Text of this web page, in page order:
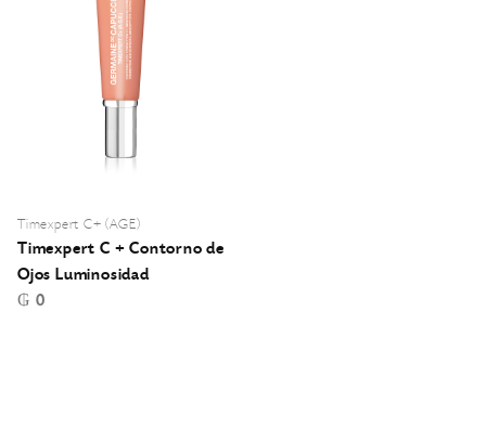
Timexpert C+ (AGE)
Timexpert C + Contorno de
Ojos Luminosidad
₲ 0